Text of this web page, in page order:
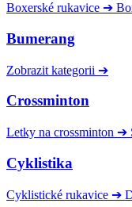
Boxerské rukavice ➔
Bumerang
Zobrazit kategorii ➔
Crossminton
Letky na crossminton ➔
Cyklistika
Cyklistické rukavice ➔